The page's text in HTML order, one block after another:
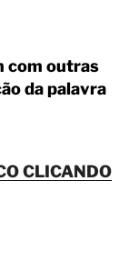
com outras
da palavra
CLICANDO